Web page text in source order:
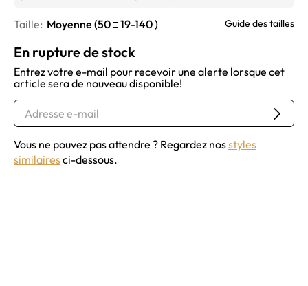
Taille: Moyenne (50 19-140) Guide des tailles
En rupture de stock
Entrez votre e-mail pour recevoir une alerte lorsque cet
article sera de nouveau disponible!
Vous ne pouvez pas attendre ? Regardez nosstyles
similairesci-dessous.